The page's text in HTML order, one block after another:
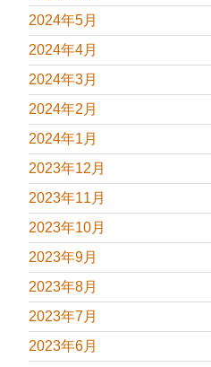
2024年5月
2024年4月
2024年3月
2024年2月
2024年1月
2023年12月
2023年11月
2023年10月
2023年9月
2023年8月
2023年7月
2023年6月